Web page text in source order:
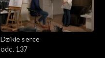
Dzikie serce
odc. 137